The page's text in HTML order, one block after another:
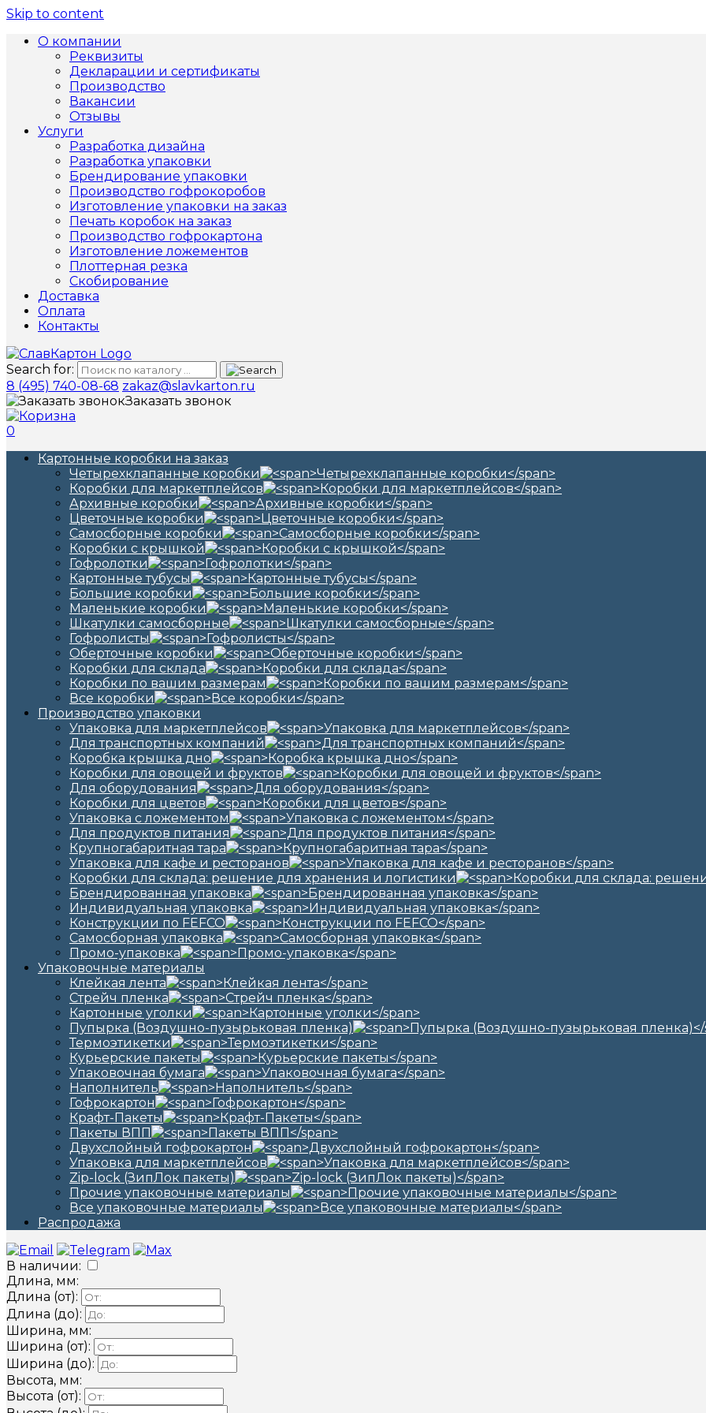
Skip to content
О компании
Реквизиты
Декларации и сертификаты
Производство
Вакансии
Отзывы
Услуги
Разработка дизайна
Разработка упаковки
Брендирование упаковки
Производство гофрокоробов
Изготовление упаковки на заказ
Печать коробок на заказ
Производство гофрокартона
Изготовление ложементов
Плоттерная резка
Скобирование
Доставка
Оплата
Контакты
Search for:
8 (495) 740-08-68 zakaz@slavkarton.ru
Заказать звонок
0
Картонные коробки на заказ
Четырехклапанные коробки
Коробки для маркетплейсов
Архивные коробки
Цветочные коробки
Самосборные коробки
Коробки с крышкой
Гофролотки
Картонные тубусы
Большие коробки
Маленькие коробки
Шкатулки самосборные
Гофролисты
Оберточные коробки
Коробки для склада
Коробки по вашим размерам
Все коробки
Производство упаковки
Упаковка для маркетплейсов
Для транспортных компаний
Коробка крышка дно
Коробки для овощей и фруктов
Для оборудования
Коробки для цветов
Упаковка с ложементом
Для продуктов питания
Крупногабаритная тара
Упаковка для кафе и ресторанов
Коробки для склада: решение для хранения и логистики
Брендированная упаковка
Индивидуальная упаковка
Конструкции по FEFCO
Самосборная упаковка
Промо-упаковка
Упаковочные материалы
Клейкая лента
Стрейч пленка
Картонные уголки
Пупырка (Воздушно-пузырьковая пленка)
Термоэтикетки
Курьерские пакеты
Упаковочная бумага
Наполнитель
Гофрокартон
Крафт-Пакеты
Пакеты ВПП
Двухслойный гофрокартон
Упаковка для маркетплейсов
Zip-lock (ЗипЛок пакеты)
Прочие упаковочные материалы
Все упаковочные материалы
Распродажа
В наличии:
Длина, мм:
Длина (от):
Длина (до):
Ширина, мм:
Ширина (от):
Ширина (до):
Высота, мм:
Высота (от):